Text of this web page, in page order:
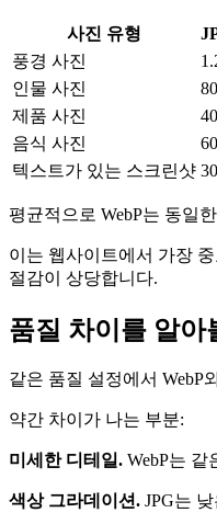
사진 유형
풍경 사진
인물 사진
제품 사진
음식 사진
텍스트가 있는 스크린샷
평균적으로 WebP는 동일
이는 웹사이트에서 가장
절감이 상당합니다.
품질 차이를 알아
같은 품질 설정에서 WebP
약간 차이가 나는 부분:
미세한 디테일. WebP는
색상 그라데이션. JPG는